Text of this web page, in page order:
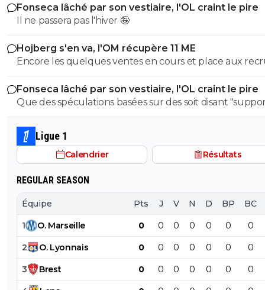
Fonseca lâché par son vestiaire, l'OL craint le pire
Il ne passera pas l'hiver 🤪
Hojberg s'en va, l'OM récupère 11 ME
Encore les quelques ventes en cours et place aux
maintenant 👊⚽
Fonseca lâché par son vestiaire, l'OL craint le pire
Que des spéculations basées sur des soit disant
de X....
Ligue 1
Calendrier Résultats
REGULAR SEASON
Équipe Pts J V N D BP BC
1 O. Marseille 0 0 0 0 0 0 0
2 O. Lyonnais 0 0 0 0 0 0 0
3 Brest 0 0 0 0 0 0 0